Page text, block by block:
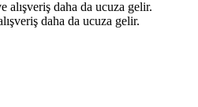
daha da ucuza gelir.